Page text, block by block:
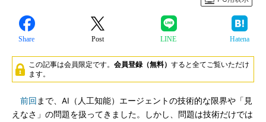
Share Post LINE Hatena
この記事は会員限定です。 会員登録（無料） すると全てご覧いただけ
ます。
前回 まで、AI（人工知能）エージェントの技術的な限界や「見
えなさ」の問題を扱ってきました。しかし、問題は技術だけでは